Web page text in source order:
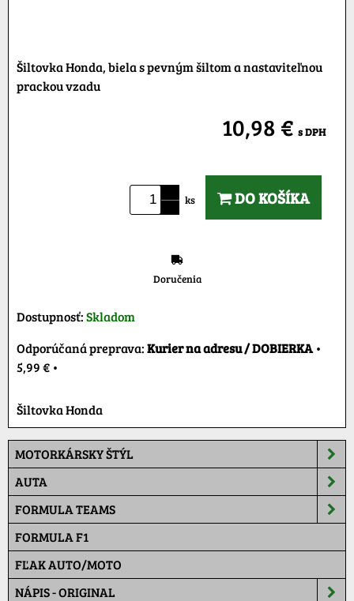
Šiltovka Honda, biela s pevným šiltom a nastaviteľnou
prackou vzadu
10,98 € s DPH
ks DO KOŠÍKA
Doručenia
Dostupnosť:Skladom
Kurier na adresu / DOBIERKA•
5,99 € •
Šiltovka Honda
MOTORKÁRSKY ŠTÝL
AUTA
FORMULA TEAMS
FORMULA F1
FĽAK AUTO/MOTO
NÁPIS - ORIGINAL